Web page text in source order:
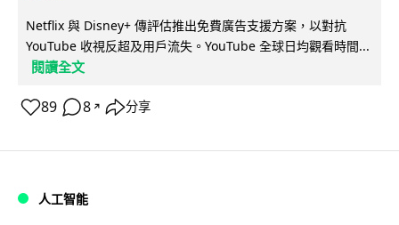
Netflix 與 Disney+ 傳評估推出免費廣告支援方案，以對抗
YouTube 收視反超及用戶流失。YouTube 全球日均觀看時間...
閱讀全文
89 8 ↗ 分享
人工智能